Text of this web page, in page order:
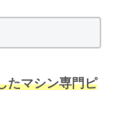
たマシン専門ピ